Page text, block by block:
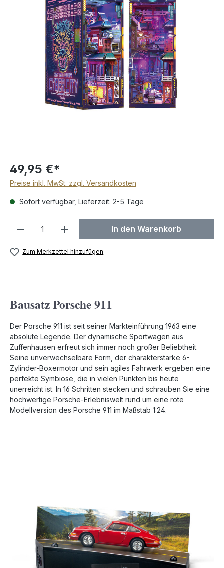
49,95 €*
Preise inkl. MwSt. zzgl. Versandkosten
Sofort verfügbar, Lieferzeit: 2-5 Tage
Produkt Anzahl: Gib denIn den Warenkorb
Zum Merkzettel hinzufügen
Bausatz Porsche 911
Der Porsche 911 ist seit seiner Markteinführung 1963 eine
absolute Legende. Der dynamische Sportwagen aus
Zuffenhausen erfreut sich immer noch großer Beliebtheit.
Seine unverwechselbare Form, der charakterstarke 6-
Zylinder-Boxermotor und sein agiles Fahrwerk ergeben eine
perfekte Symbiose, die in vielen Punkten bis heute
unerreicht ist. In 16 Schritten stecken und schrauben Sie eine
hochwertige Porsche-Erlebniswelt rund um eine rote
Modellversion des Porsche 911 im Maßstab 1:24.